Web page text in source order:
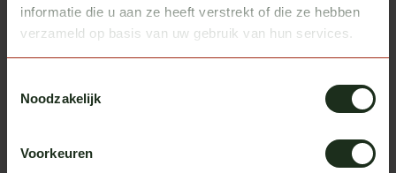
informatie die u aan ze heeft verstrekt of die ze hebben
verzameld op basis van uw gebruik van hun services.
Noodzakelijk
Voorkeuren
Heb je vragen over dit product?
graag!